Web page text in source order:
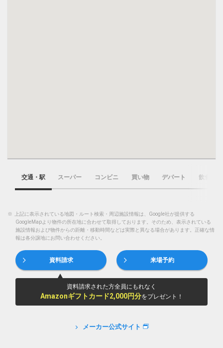
交通・駅 スーパー コンビニ 買い物 デパート 飲食店
※
上記に表示されている地図・ルート検索・周辺施設情報は、Google社が提供する
GoogleMapより物件の所在地に合わせて取得しております。そのため、表示されている
施設情報および物件からの距離・移動時間などは実際と異なる場合があります。正確な情
報は各分譲地にお問い合わせください。
資料請求 来場予約
資料請求された方全員にもれなく
Amazonギフトカード2,000円分をプレゼント！
メーカー公式サイト